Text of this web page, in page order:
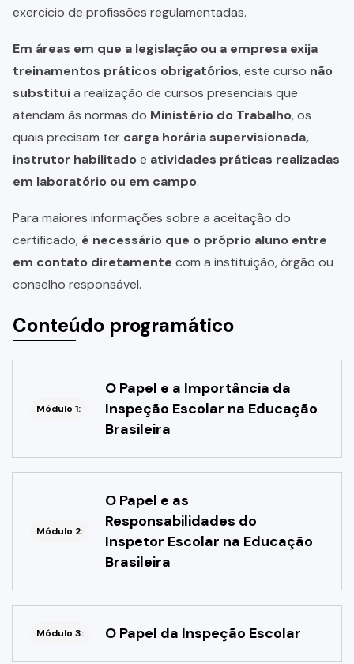
exercício de profissões regulamentadas.
Em áreas em que a legislação ou a empresa exija
treinamentos práticos obrigatórios, este curso não
substituia realização de cursos presenciais que
atendam às normas do Ministério do Trabalho, os
quais precisam ter carga horária supervisionada,
instrutor habilitadoe atividades práticas realizadas
em laboratório ou em campo.
Para maiores informações sobre a aceitação do
certificado, é necessário que o próprio aluno entre
em contato diretamente com a instituição, órgão ou
conselho responsável.
Conteúdo programático
Módulo 1:
O Papel e a Importância da
Inspeção Escolar na Educação
Brasileira
Módulo 2:
O Papel e as
Responsabilidades do
Inspetor Escolar na Educação
Brasileira
Módulo 3: O Papel da Inspeção Escolar